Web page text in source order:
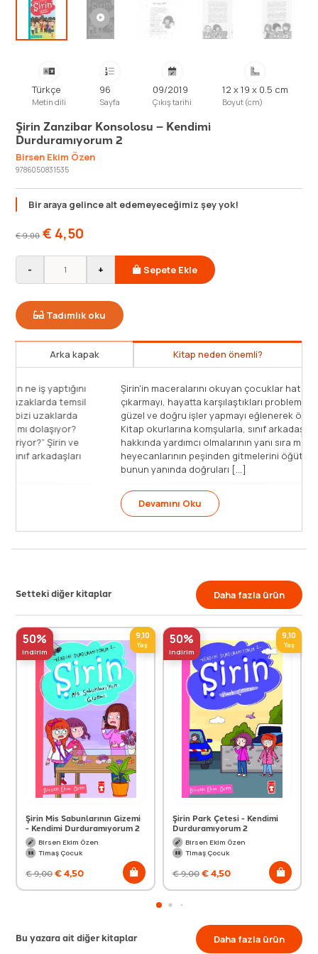
Türkçe
Metin dili
96
Sayfa
09/2019
Çıkış tarihi
12 x 19 x 0.5 cm
Boyut (cm)
Şirin Zanzibar Konsolosu – Kendimi
Durduramıyorum 2
Birsen Ekim Özen
9786050831535
Bir araya gelince alt edemeyeceğimiz şey yok!
€9,00 € 4,50
- + Sepete Ekle
Tadımlık oku
Arka kapak Kitap neden önemli?
Şirin'in maceralarını okuyan çocuklar hatalardan ders
çıkarmayı, hayatta karşılaştıkları problemleri çözmeyi,
güzel ve doğru işler yapmayı eğlenerek öğreniyorlar.
Kitap okurlarına komşularla, sınıf arkadaşlarıyla ilişkileri
hakkında yardımcı olmalarının yanı sıra merak ve
heyecanlarının peşinden gitmelerini öğütlüyor. Ancak
bunun yanında doğruları [...]
Setteki diğer kitaplar Daha fazla ürün
50%
indirim
9,10
Yaş
Şirin Mis Sabunlarının Gizemi
- Kendimi Durduramıyorum 2
Birsen Ekim Özen
Timaş Çocuk
€9,00€4,50
50%
indirim
9,10
Yaş
Şirin Park Çetesi - Kendimi
Durduramıyorum 2
Birsen Ekim Özen
Timaş Çocuk
€9,00€4,50
Bu yazara ait diğer kitaplar Daha fazla ürün